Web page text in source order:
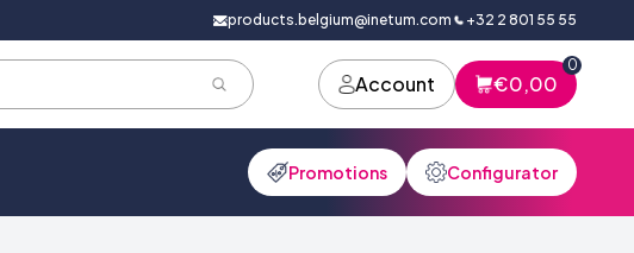
products.belgium@inetum.com +32 2 801 55 55
Account €0,00
0
Promotions Configurator